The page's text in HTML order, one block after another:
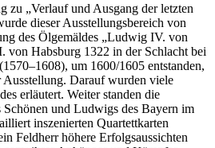
zu „Verlauf und Ausgang der letzten
dieser Ausstellungsbereich von
des Ölgemäldes „Ludwig IV. von
von Habsburg 1322 in der Schlacht bei
um 1600/1605 entstanden,
Ausstellung. Darauf wurden viele
erläutert. Weiter standen die
Schönen und Ludwigs des Bayern im
inszenierten Quartettkarten
Feldherr höhere Erfolgsaussichten